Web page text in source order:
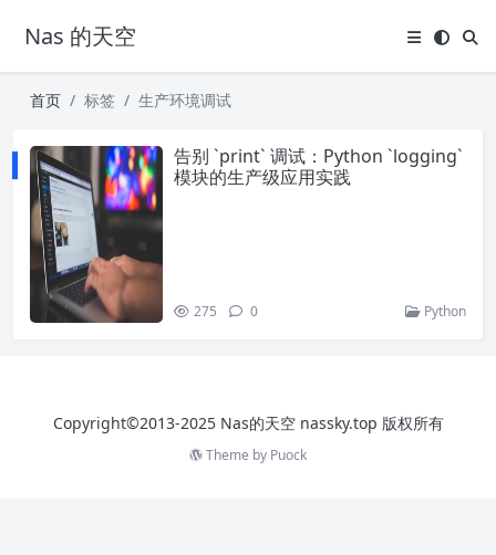
Nas 的天空
首页 标签 生产环境调试
告别 `print` 调试：Python `logging`
模块的生产级应用实践
275 0 Python
Copyright©2013-2025 Nas的天空 nassky.top 版权所有
Theme by Puock